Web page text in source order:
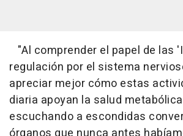
"Al comprender el papel de las
regulación por el sistema
apreciar mejor cómo estas
diaria apoyan la salud
escuchando a escondidas